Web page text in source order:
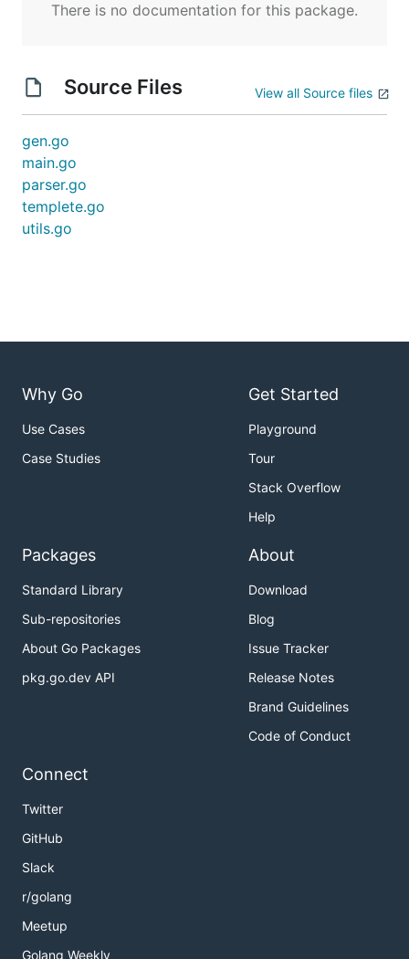
Method 2. Build with Go
cd github.com/go-kratos/kratos/tool/testgen
go build -o $GOPATH/bin/testgen
生成接口类型
生成Mock代码
生成Monkey代码
赋诗一首
莫生气 莫生气
代码辣鸡非我意
自己动手分田地
There is no documentation for this package.
Source Files View all Source files
gen.go
main.go
parser.go
templete.go
utils.go
Why Go
Use Cases
Case Studies
Get Started
Playground
Tour
Stack Overflow
Help
Packages
Standard Library
Sub-repositories
About Go Packages
pkg.go.dev API
About
Download
Blog
Issue Tracker
Release Notes
Brand Guidelines
Code of Conduct
Connect
Twitter
GitHub
Slack
r/golang
Meetup
Golang Weekly